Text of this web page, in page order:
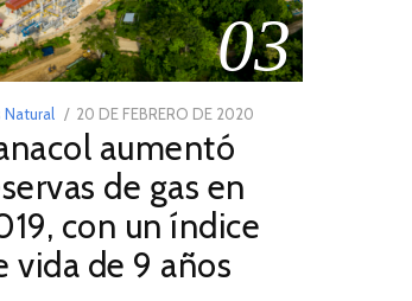
03
Natural
POSTED
ON
20 DE FEBRERO DE 2020
2025
aumentó
de gas en
con un índice
vida de 9 años